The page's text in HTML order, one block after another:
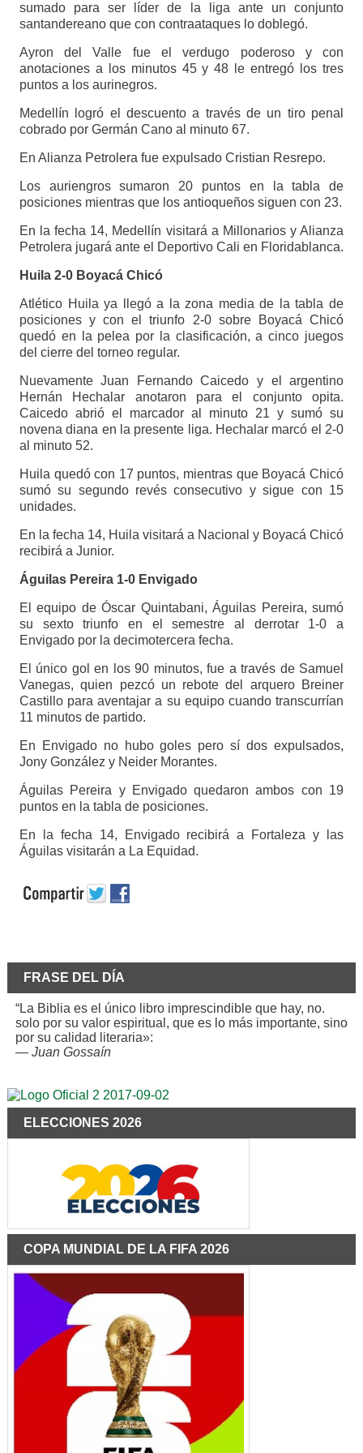
sumado para ser líder de la liga ante un conjunto
santandereano que con contraataques lo doblegó.
Ayron del Valle fue el verdugo poderoso y con
anotaciones a los minutos 45 y 48 le entregó los tres
puntos a los aurinegros.
Medellín logró el descuento a través de un tiro penal
cobrado por Germán Cano al minuto 67.
En Alianza Petrolera fue expulsado Cristian Resrepo.
Los auriengros sumaron 20 puntos en la tabla de
posiciones mientras que los antioqueños siguen con 23.
En la fecha 14, Medellín visitará a Millonarios y Alianza
Petrolera jugará ante el Deportivo Cali en Floridablanca.
Huila 2-0 Boyacá Chicó
Atlético Huila ya llegó a la zona media de la tabla de
posiciones y con el triunfo 2-0 sobre Boyacá Chicó
quedó en la pelea por la clasificación, a cinco juegos
del cierre del torneo regular.
Nuevamente Juan Fernando Caicedo y el argentino
Hernán Hechalar anotaron para el conjunto opita.
Caicedo abrió el marcador al minuto 21 y sumó su
novena diana en la presente liga. Hechalar marcó el 2-0
al minuto 52.
Huila quedó con 17 puntos, mientras que Boyacá Chicó
sumó su segundo revés consecutivo y sigue con 15
unidades.
En la fecha 14, Huila visitará a Nacional y Boyacá Chicó
recibirá a Junior.
Águilas Pereira 1-0 Envigado
El equipo de Óscar Quintabani, Águilas Pereira, sumó
su sexto triunfo en el semestre al derrotar 1-0 a
Envigado por la decimotercera fecha.
El único gol en los 90 minutos, fue a través de Samuel
Vanegas, quien pezcó un rebote del arquero Breiner
Castillo para aventajar a su equipo cuando transcurrían
11 minutos de partido.
En Envigado no hubo goles pero sí dos expulsados,
Jony González y Neider Morantes.
Águilas Pereira y Envigado quedaron ambos con 19
puntos en la tabla de posiciones.
En la fecha 14, Envigado recibirá a Fortaleza y las
Águilas visitarán a La Equidad.
FRASE DEL DÍA
“La Biblia es el único libro imprescindible que hay, no.
solo por su valor espiritual, que es lo más importante, sino
por su calidad literaria»:
— Juan Gossaín
ELECCIONES 2026
COPA MUNDIAL DE LA FIFA 2026